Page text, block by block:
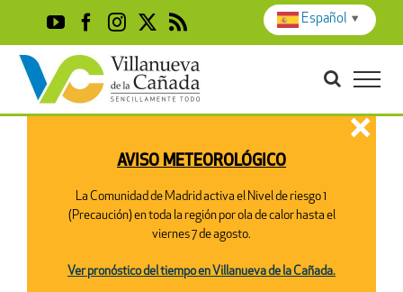
content
YouTubeFacebook
Instagram
X Rss
×
AVISO METEOROLÓGICO
La Comunidad de Madrid activa el Nivel de riesgo 1
(Precaución) en toda la región por ola de calor hasta el
viernes 7 de agosto.
Ver pronóstico del tiempo en Villanueva de la Cañada.
Español ▼